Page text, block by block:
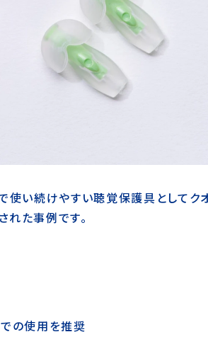
い続けやすい聴覚保護具としてク
れた事例です。
の使用を推奨